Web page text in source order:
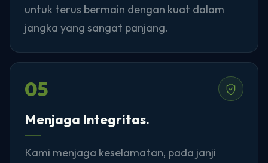
untuk terus bermain dengan kuat dalam
jangka yang sangat panjang.
05
Menjaga Integritas.
Kami menjaga keselamatan, pada janji